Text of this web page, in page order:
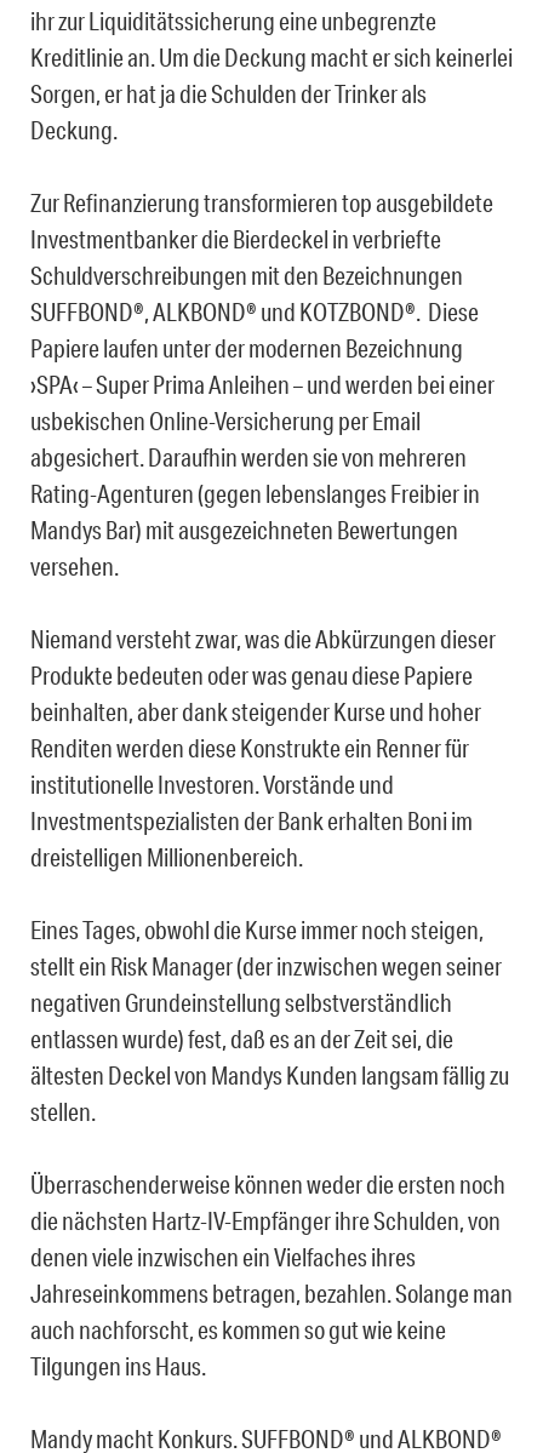
ihr zur Liquiditätssicherung eine unbegrenzte
Kreditlinie an. Um die Deckung macht er sich keinerlei
Sorgen, er hat ja die Schulden der Trinker als
Deckung.
Zur Refinanzierung transformieren top ausgebildete
Investmentbanker die Bierdeckel in verbriefte
Schuldverschreibungen mit den Bezeichnungen
SUFFBOND®, ALKBOND® und KOTZBOND®. Diese
Papiere laufen unter der modernen Bezeichnung
›SPA‹ – Super Prima Anleihen – und werden bei einer
usbekischen Online-Versicherung per Email
abgesichert. Daraufhin werden sie von mehreren
Rating-Agenturen (gegen lebenslanges Freibier in
Mandys Bar) mit ausgezeichneten Bewertungen
versehen.
Niemand versteht zwar, was die Abkürzungen dieser
Produkte bedeuten oder was genau diese Papiere
beinhalten, aber dank steigender Kurse und hoher
Renditen werden diese Konstrukte ein Renner für
institutionelle Investoren. Vorstände und
Investmentspezialisten der Bank erhalten Boni im
dreistelligen Millionenbereich.
Eines Tages, obwohl die Kurse immer noch steigen,
stellt ein Risk Manager (der inzwischen wegen seiner
negativen Grundeinstellung selbstverständlich
entlassen wurde) fest, daß es an der Zeit sei, die
ältesten Deckel von Mandys Kunden langsam fällig zu
stellen.
Überraschenderweise können weder die ersten noch
die nächsten Hartz-IV-Empfänger ihre Schulden, von
denen viele inzwischen ein Vielfaches ihres
Jahreseinkommens betragen, bezahlen. Solange man
auch nachforscht, es kommen so gut wie keine
Tilgungen ins Haus.
Mandy macht Konkurs. SUFFBOND® und ALKBOND®